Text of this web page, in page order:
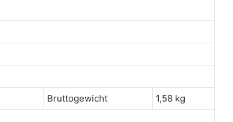
Bruttogewicht
1,58 kg